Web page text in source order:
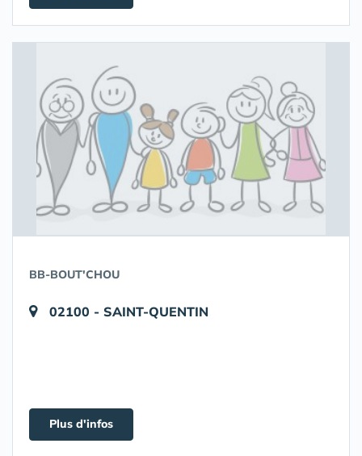
BB-BOUT'CHOU
02100 - SAINT-QUENTIN
Plus d'infos